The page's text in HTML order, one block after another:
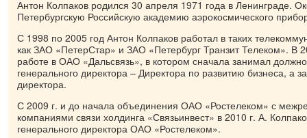
Антон Колпаков родился 30 апреля 1971 года в Ленинграде.
Петербургскую Российскую академию аэрокосмического
С 1998 по 2005 год Антон Колпаков работал в таких
как ЗАО «ПетерСтар» и ЗАО «Петербург Транзит Телеком». В
работе в ОАО «Дальсвязь», в котором сначала занимал
генерального директора – Директора по развитию бизнеса, а
директора.
С 2009 г. и до начала объединения ОАО «Ростелеком» с
компаниями связи холдинга «Связьинвест» в 2010 г. А.
генерального директора ОАО «Ростелеком».